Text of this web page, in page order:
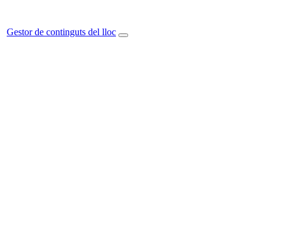
Gestor de continguts del lloc